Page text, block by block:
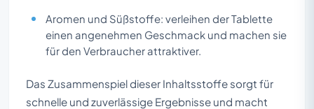
Aromen und Süßstoffe: verleihen der Tablette
einen angenehmen Geschmack und machen sie
für den Verbraucher attraktiver.
Das Zusammenspiel dieser Inhaltsstoffe sorgt für
schnelle und zuverlässige Ergebnisse und macht